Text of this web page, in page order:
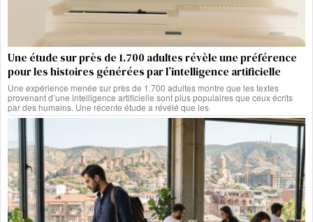
Une étude sur près de 1.700 adultes révèle une préférence
pour les histoires générées par l’intelligence artificielle
Une expérience menée sur près de 1.700 adultes montre que les textes
provenant d’une intelligence artificielle sont plus populaires que ceux écrits
par des humains. Une récente étude a révélé que les